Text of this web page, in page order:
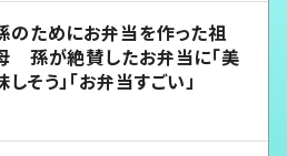
のためにお弁当を作った祖
孫が絶賛したお弁当に「美
しそう」「お弁当すごい」